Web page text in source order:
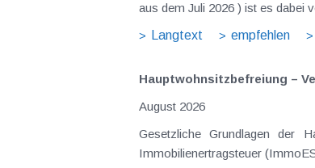
aus dem Juli 2026 ) ist es dabei
Langtext
empfehlen
Hauptwohnsitz​­befreiung –
August 2026
Gesetzliche Grundlagen der
Immobilienertragsteuer